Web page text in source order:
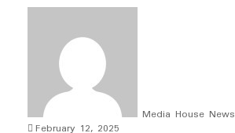
Media House News
February 12, 2025